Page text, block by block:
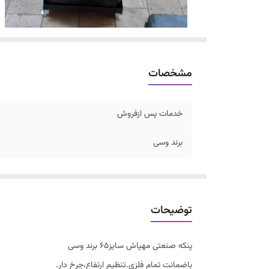
مشخصات
خدمات پس ازفروش
برند وسی
توضیحات
پنکه صنعتی مهپاش سایز۶۵ برند وسی
باضمانت تمام فلزی.تنظیم ارتفاع،چرخ دار.